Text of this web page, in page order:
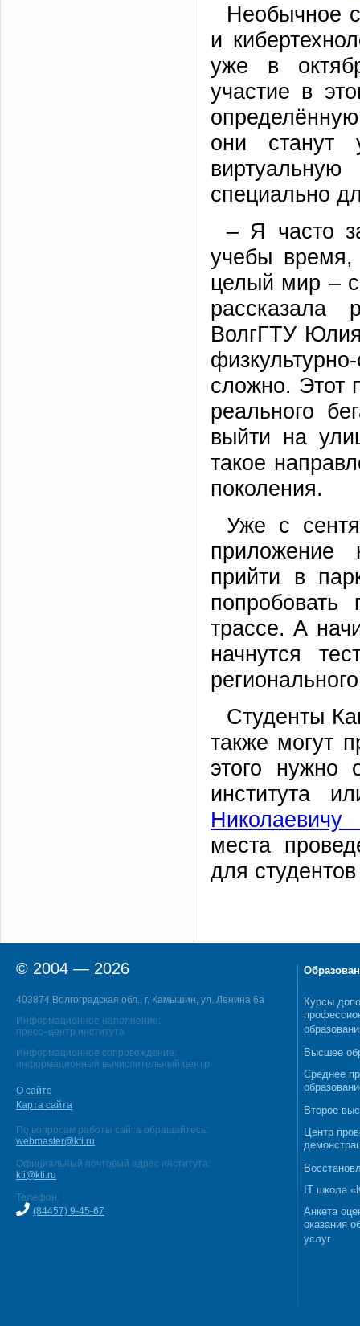
Необычное
и
уже в
участие в
они станут
специально
– Я часто
учебы
целый мир –
рассказала
ВолгГТУ
сложно. Этот
реального
выйти на
такое
поколения.
Уже с
прийти в
трассе. А
начнутся
Студенты
также могут
этого нужно
института
Николаевичу
места
для
© 2004 — 2026
403874 Волгоградская обл., г. Камышин, ул. Ленина 6а
Информационное наполнение:
пресс–центр института
Информационное сопровождение:
информационный вычислительный центр
О сайте
Карта сайта
По вопросам работы сайта обращайтесь:
webmaster@kti.ru
Официальный почтовый адрес института:
kti@kti.ru
Телефон:
(84457) 9-45-67
Курсы
Высшее
Среднее
Второе
Центр
IT школа
Анкета
оказания
услуг